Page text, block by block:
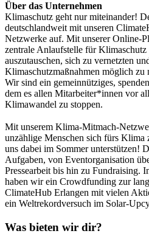
Über das Unternehmen
Klimaschutz geht nur miteinander!
deutschlandweit mit unseren
Netzwerke auf. Mit unserer Online-
zentrale Anlaufstelle für Klimaschutz
auszutauschen, sich zu vernetzten
Klimaschutzmaßnahmen möglich zu
Wir sind ein gemeinnütziges,
dem es allen Mitarbeiter*innen vor
Klimawandel zu stoppen.
Mit unserem Klima-Mitmach-
unzählige Menschen sich fürs Klima
uns dabei im Sommer unterstützen!
Aufgaben, von Eventorganisation
Pressearbeit bis hin zu Fundraising.
haben wir ein Crowdfunding zur
ClimateHub Erlangen mit vielen
ein Weltrekordversuch im Solar-
Was bieten wir dir?